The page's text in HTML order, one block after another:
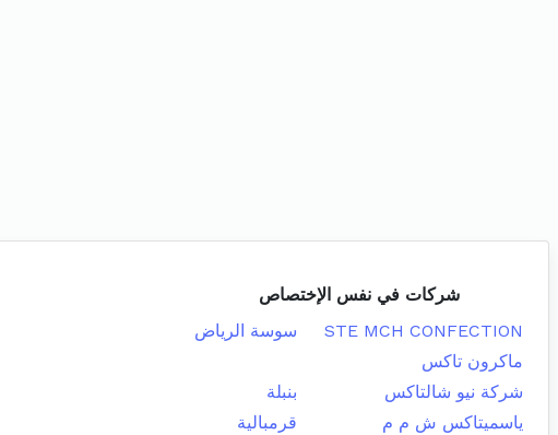
شركات في نفس الإختصاص
STE MCH CONFECTION
سوسة الرياض
ماكرون تاكس
شركة نيو شالتاكس
بنبلة
ياسميتاكس ش م م
قرمبالية